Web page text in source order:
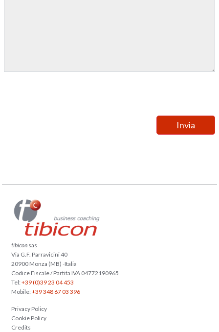
tibicon sas
Via G.F. Parravicini 40
20900 Monza (MB) -Italia
Codice Fiscale / Partita IVA 04772190965
Tel:+39 (0)39 23 04 453
Mobile:+39 348 67 03 396
Privacy Policy
Cookie Policy
Credits